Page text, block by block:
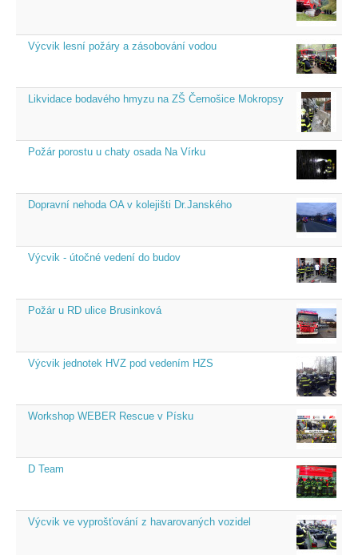
Výcvik lesní požáry a zásobování vodou
Likvidace bodavého hmyzu na ZŠ Černošice Mokropsy
Požár porostu u chaty osada Na Vírku
Dopravní nehoda OA v kolejišti Dr.Janského
Výcvik - útočné vedení do budov
Požár u RD ulice Brusinková
Výcvik jednotek HVZ pod vedením HZS
Workshop WEBER Rescue v Písku
D Team
Výcvik ve vyprošťování z havarovaných vozidel